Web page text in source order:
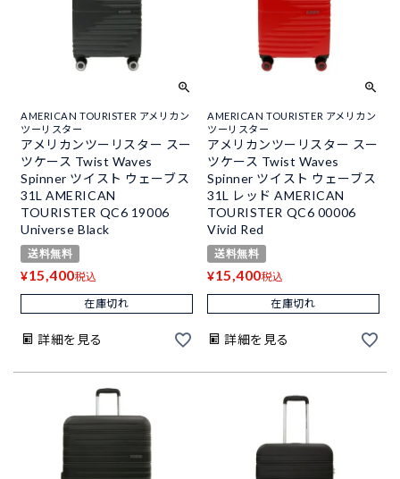
AMERICAN TOURISTER アメリカン
ツーリスター
アメリカンツーリスター スー
ツケース Twist Waves
Spinner ツイスト ウェーブス
31L AMERICAN
TOURISTER QC6 19006
Universe Black
送料無料
¥15,400税込
在庫切れ
詳細を見る
AMERICAN TOURISTER アメリカン
ツーリスター
アメリカンツーリスター スー
ツケース Twist Waves
Spinner ツイスト ウェーブス
31L レッド AMERICAN
TOURISTER QC6 00006
Vivid Red
送料無料
¥15,400税込
在庫切れ
詳細を見る